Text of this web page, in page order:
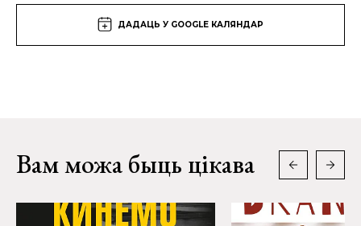
ДАДАЦЬ У GOOGLE КАЛЯНДАР
Вам можа быць цікава